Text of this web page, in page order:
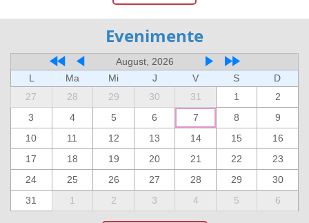
Evenimente
August, 2026
L
Ma Mi J V S
D
27
28 29 30 31 1
2
3
4 5 6 7 8
9
10
11 12 13 14 15
16
17
18 19 20 21 22
23
24
25 26 27 28 29
30
31
1 2 3 4 5 6